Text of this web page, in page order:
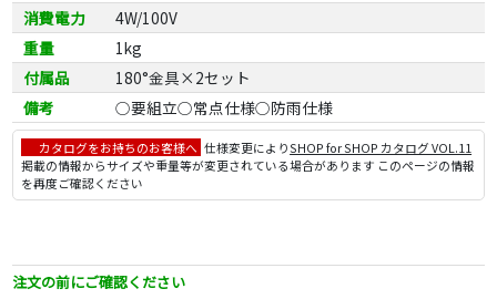
消費電力
4W/100V
重量
1kg
付属品
180°金具×2セット
備考
○要組立○常点仕様○防雨仕様
カタログをお持ちのお客様へ 仕様変更によりSHOP for SHOP カタログ VOL.11
掲載の情報からサイズや重量等が変更されている場合があります このページの情報
を再度ご確認ください
注文の前にご確認ください